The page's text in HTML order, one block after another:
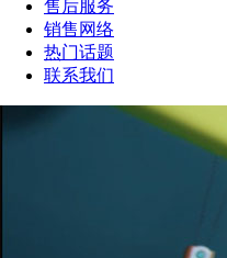
售后服务
销售网络
热门话题
联系我们